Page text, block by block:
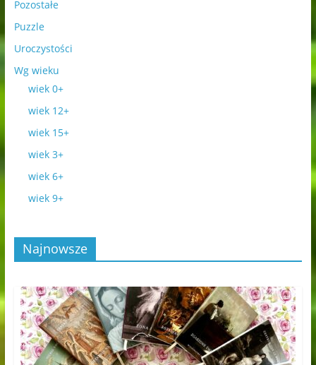
Pozostałe
Puzzle
Uroczystości
Wg wieku
wiek 0+
wiek 12+
wiek 15+
wiek 3+
wiek 6+
wiek 9+
Najnowsze